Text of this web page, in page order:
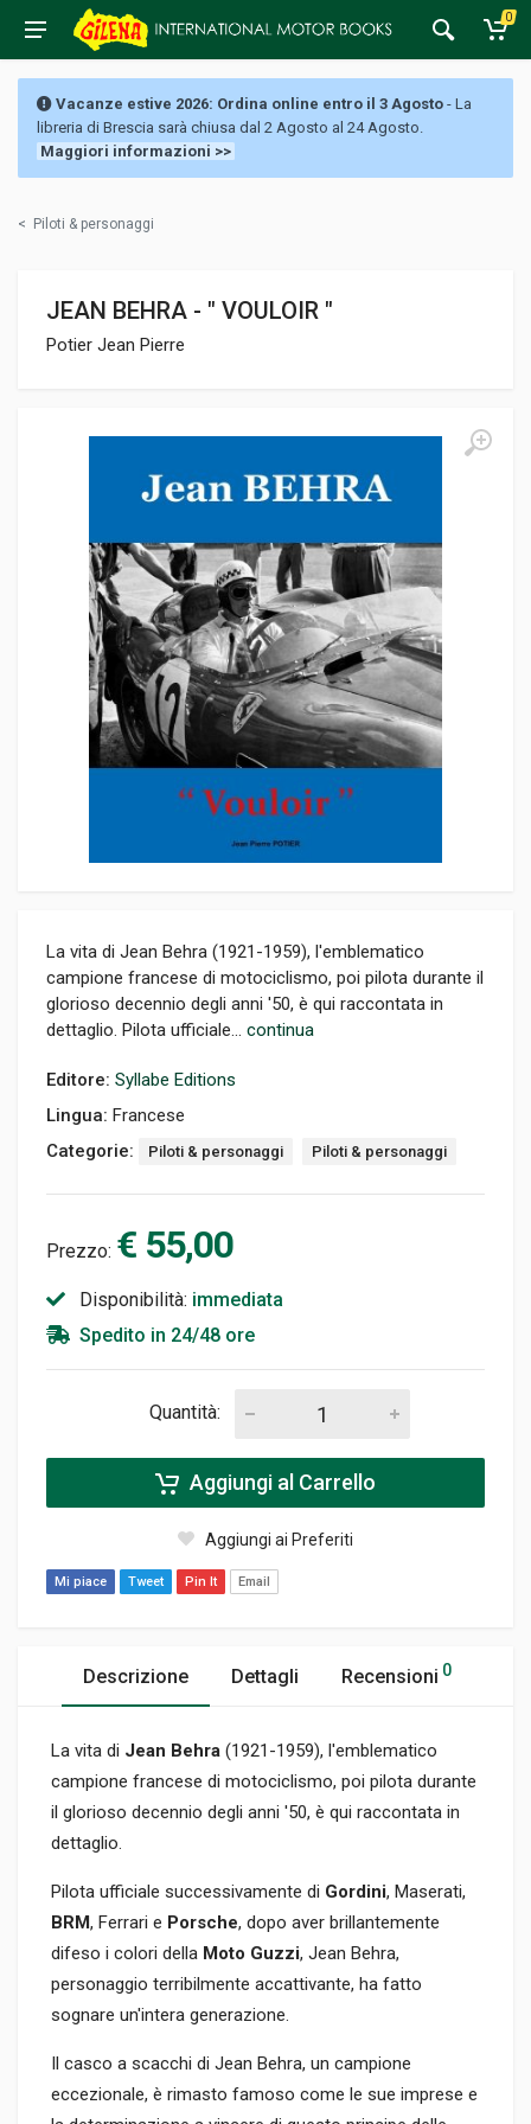
0
Vacanze estive 2026: Ordina online entro il 3 Agosto - La
libreria di Brescia sarà chiusa dal 2 Agosto al 24 Agosto.
Maggiori informazioni >>
< Piloti & personaggi
JEAN BEHRA - " VOULOIR "
Potier Jean Pierre
La vita di Jean Behra (1921-1959), l'emblematico
campione francese di motociclismo, poi pilota durante il
glorioso decennio degli anni '50, è qui raccontata in
dettaglio. Pilota ufficiale... continua
Editore: Syllabe Editions
Lingua: Francese
Categorie:
Piloti & personaggi Piloti & personaggi
Prezzo: € 55,00
Disponibilità: immediata
Spedito in 24/48 ore
Quantità:
Aggiungi al Carrello
Aggiungi ai Preferiti
Mi piace Tweet Pin It Email
Descrizione Dettagli Recensioni 0
La vita di Jean Behra (1921-1959), l'emblematico
campione francese di motociclismo, poi pilota durante
il glorioso decennio degli anni '50, è qui raccontata in
dettaglio.
Pilota ufficiale successivamente di Gordini, Maserati,
BRM, Ferrari e Porsche, dopo aver brillantemente
difeso i colori della Moto Guzzi, Jean Behra,
personaggio terribilmente accattivante, ha fatto
sognare un'intera generazione.
Il casco a scacchi di Jean Behra, un campione
eccezionale, è rimasto famoso come le sue imprese e